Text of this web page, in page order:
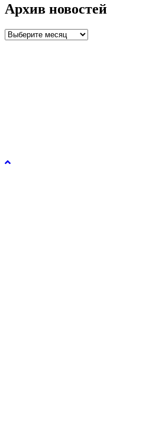
Архив новостей
Архив